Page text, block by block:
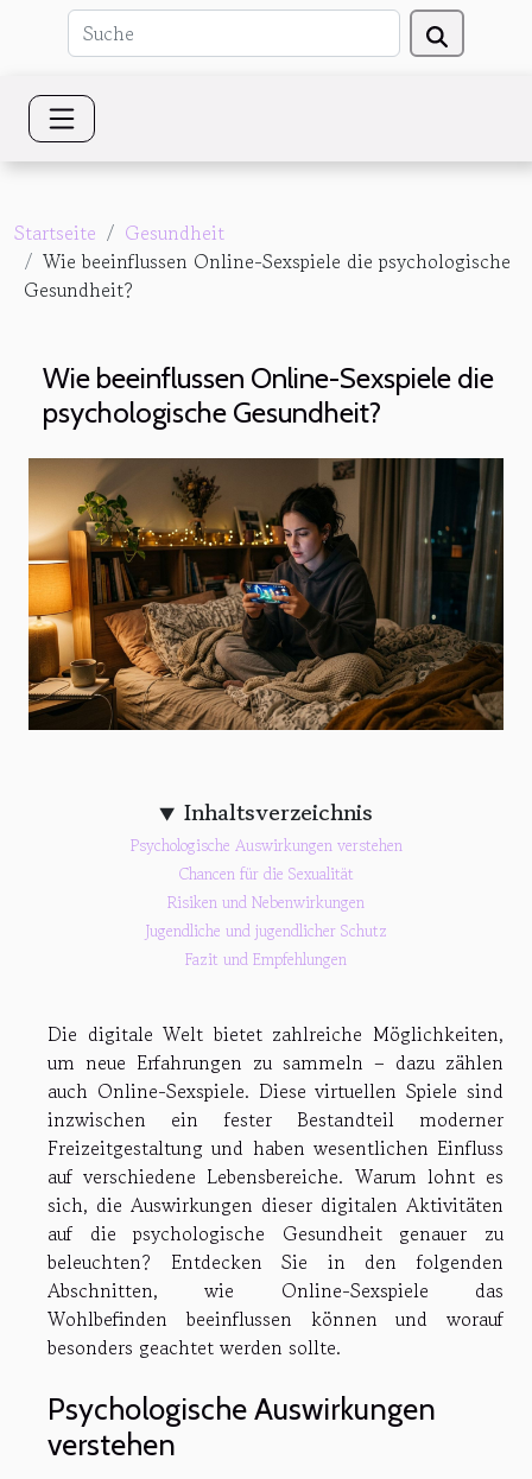
Startseite
Gesundheit
Wie beeinflussen Online-Sexspiele die psychologische
Gesundheit?
Wie beeinflussen Online-Sexspiele die
psychologische Gesundheit?
Inhaltsverzeichnis
Psychologische Auswirkungen verstehen
Chancen für die Sexualität
Risiken und Nebenwirkungen
Jugendliche und jugendlicher Schutz
Fazit und Empfehlungen
Die digitale Welt bietet zahlreiche Möglichkeiten,
um neue Erfahrungen zu sammeln – dazu zählen
auch Online-Sexspiele. Diese virtuellen Spiele sind
inzwischen ein fester Bestandteil moderner
Freizeitgestaltung und haben wesentlichen Einfluss
auf verschiedene Lebensbereiche. Warum lohnt es
sich, die Auswirkungen dieser digitalen Aktivitäten
auf die psychologische Gesundheit genauer zu
beleuchten? Entdecken Sie in den folgenden
Abschnitten, wie Online-Sexspiele das
Wohlbefinden beeinflussen können und worauf
besonders geachtet werden sollte.
Psychologische Auswirkungen
verstehen